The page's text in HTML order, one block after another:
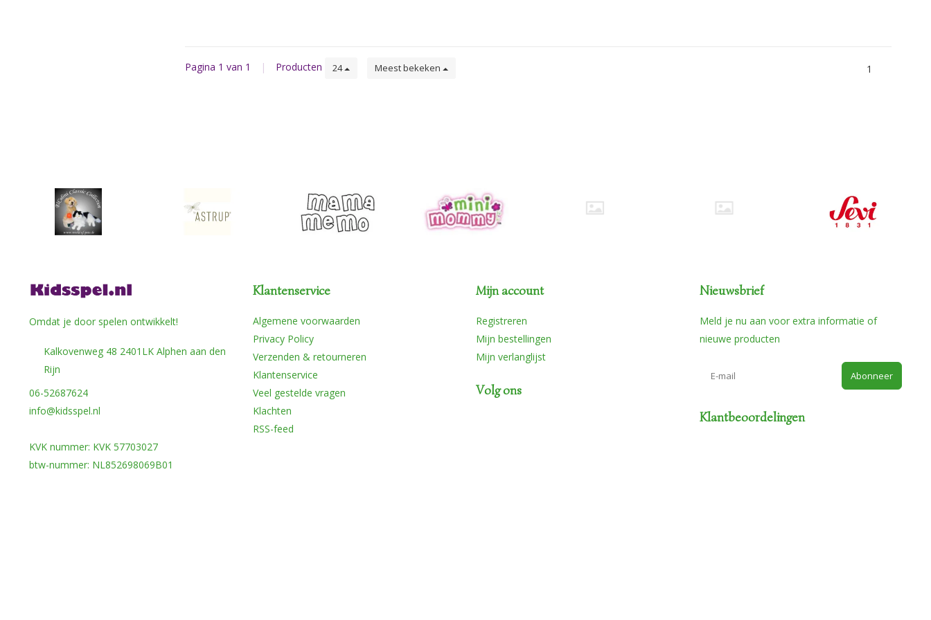
Pagina 1 van 1 | Producten 24 Meest bekeken 1
Omdat je door spelen ontwikkelt!
Kalkovenweg 48 2401LK Alphen aan den
Rijn
06-52687624
info@kidsspel.nl
KVK nummer: KVK 57703027
btw-nummer: NL852698069B01
Klantenservice
Algemene voorwaarden
Privacy Policy
Verzenden & retourneren
Klantenservice
Veel gestelde vragen
Klachten
RSS-feed
Mijn account
Registreren
Mijn bestellingen
Mijn verlanglijst
Volg ons
Nieuwsbrief
Meld je nu aan voor extra informatie of
nieuwe producten
Abonneer
Klantbeoordelingen